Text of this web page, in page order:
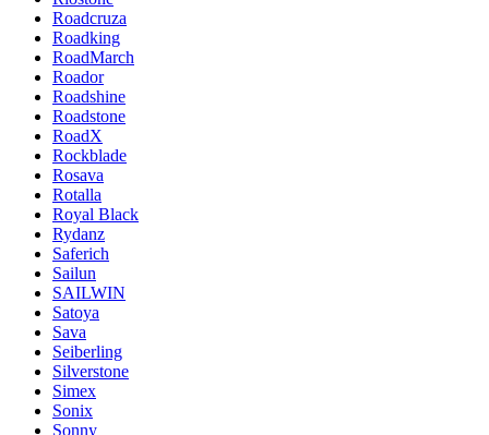
Roadcruza
Roadking
RoadMarch
Roador
Roadshine
Roadstone
RoadX
Rockblade
Rosava
Rotalla
Royal Black
Rydanz
Saferich
Sailun
SAILWIN
Satoya
Sava
Seiberling
Silverstone
Simex
Sonix
Sonny